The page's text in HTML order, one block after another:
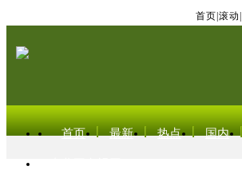
首页 滚动
首页 最新 热点 国内